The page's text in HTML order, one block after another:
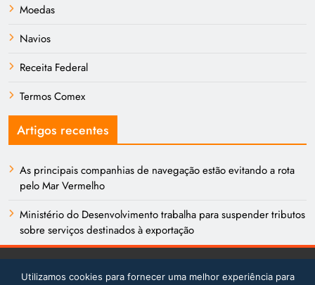
Moedas
Navios
Receita Federal
Termos Comex
Artigos recentes
As principais companhias de navegação estão evitando a rota
pelo Mar Vermelho
Ministério do Desenvolvimento trabalha para suspender tributos
sobre serviços destinados à exportação
Utilizamos cookies para fornecer uma melhor experiência para